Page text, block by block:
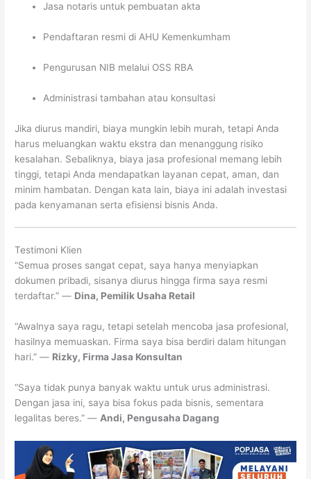
Jasa notaris untuk pembuatan akta
Pendaftaran resmi di AHU Kemenkumham
Pengurusan NIB melalui OSS RBA
Administrasi tambahan atau konsultasi
Jika diurus mandiri, biaya mungkin lebih murah, tetapi Anda
harus meluangkan waktu ekstra dan menanggung risiko
kesalahan. Sebaliknya, biaya jasa profesional memang lebih
tinggi, tetapi Anda mendapatkan layanan cepat, aman, dan
minim hambatan. Dengan kata lain, biaya ini adalah investasi
pada kenyamanan serta efisiensi bisnis Anda.
Testimoni Klien
“Semua proses sangat cepat, saya hanya menyiapkan
dokumen pribadi, sisanya diurus hingga firma saya resmi
terdaftar.” — Dina, Pemilik Usaha Retail
“Awalnya saya ragu, tetapi setelah mencoba jasa profesional,
hasilnya memuaskan. Firma saya bisa berdiri dalam hitungan
hari.” — Rizky, Firma Jasa Konsultan
“Saya tidak punya banyak waktu untuk urus administrasi.
Dengan jasa ini, saya bisa fokus pada bisnis, sementara
legalitas beres.” — Andi, Pengusaha Dagang